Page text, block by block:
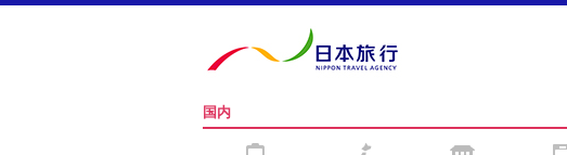
国内